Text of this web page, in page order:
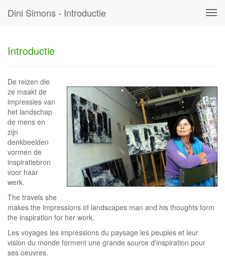
Dini Simons - Introductie
Introductie
De reizen die
ze maakt de
impressies van
het landschap
de mens en
zijn
denkbeelden
vormen de
inspiratiebron
voor haar
werk.
The travels she
makes the impressions of landscapes man and his thoughts form
the inspiration for her work.
Les voyages les impressions du paysage les peuples et leur
vision du monde forment une grande source d'inspiration pour
ses oeuvres.